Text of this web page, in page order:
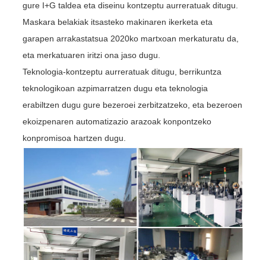
gure I+G taldea eta diseinu kontzeptu aurreratuak ditugu.
Maskara belakiak itsasteko makinaren ikerketa eta
garapen arrakastatsua 2020ko martxoan merkaturatu da,
eta merkatuaren iritzi ona jaso dugu.
Teknologia-kontzeptu aurreratuak ditugu, berrikuntza
teknologikoan azpimarratzen dugu eta teknologia
erabiltzen dugu gure bezeroei zerbitzatzeko, eta bezeroen
ekoizpenaren automatizazio arazoak konpontzeko
konpromisoa hartzen dugu.